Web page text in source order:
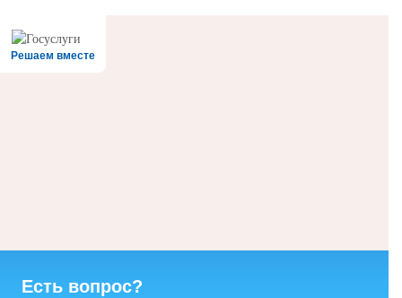
Решаем вместе
Есть вопрос?